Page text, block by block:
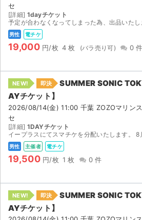
セ
[詳細] 1dayチケット
予定が合わなくなってしまった為、出品いたします。 【お渡し方法】 電子チケット（イープラス）にて分配いたします。 分
男性 電チケ
19,000 円/枚 4 枚 0 件
NEW! 即決
SUMMER SONIC
AYチケット】
2026/08/14(金) 11:00 千葉 ZOZOマリン
セ
[詳細] 1DAYチケット
イープラスにてスマチケを分配いたします。 8月11日15時以降
男性 主催者 電チケ
19,500 円/枚 1 枚 0 件
NEW! 即決
SUMMER SONIC
AYチケット】